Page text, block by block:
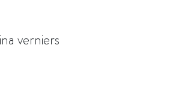
verniers